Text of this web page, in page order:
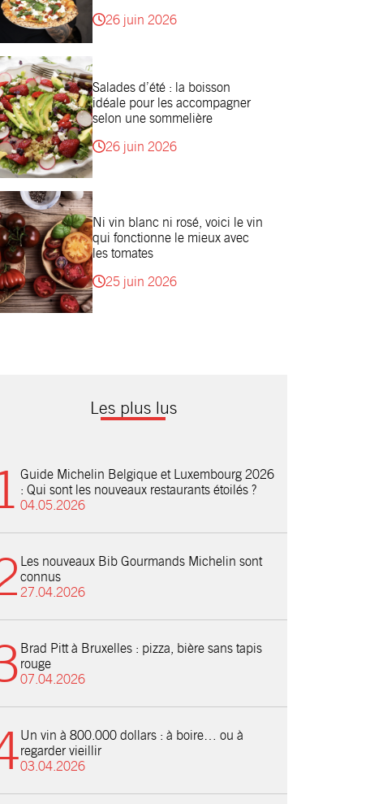
26 juin 2026
Salades d’été : la boisson
idéale pour les accompagner
selon une sommelière
26 juin 2026
Ni vin blanc ni rosé, voici le vin
qui fonctionne le mieux avec
les tomates
25 juin 2026
Les plus lus
Guide Michelin Belgique et Luxembourg 2026
: Qui sont les nouveaux restaurants étoilés ?
04.05.2026
Les nouveaux Bib Gourmands Michelin sont
connus
27.04.2026
Brad Pitt à Bruxelles : pizza, bière sans tapis
rouge
07.04.2026
Un vin à 800.000 dollars : à boire… ou à
regarder vieillir
03.04.2026